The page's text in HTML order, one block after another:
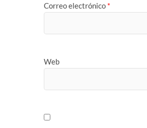
Correo electrónico *
Web